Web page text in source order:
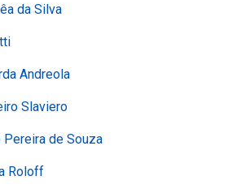
da Silva
Andreola
Slaviero
Pereira de Souza
Roloff